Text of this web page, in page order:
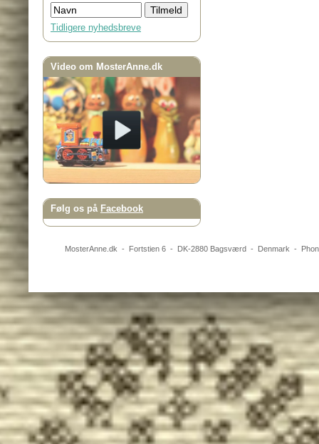
Tidligere nyhedsbreve
Video om MosterAnne.dk
Følg os på Facebook
MosterAnne.dk - Fortstien 6- DK-2880 Bagsværd- Denmark -